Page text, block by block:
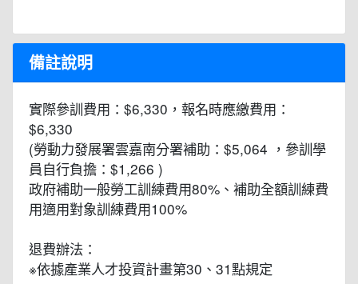
備註說明
實際參訓費用：$6,330，報名時應繳費用：
$6,330
(勞動力發展署雲嘉南分署補助：$5,064 ，參訓學
員自行負擔：$1,266 )
政府補助一般勞工訓練費用80%、補助全額訓練費
用適用對象訓練費用100%
退費辦法：
※依據產業人才投資計畫第30、31點規定